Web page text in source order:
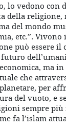
lo vedono con
della religione,
del mondo
etc.”. Vivono
può essere il
ma
che
per
del vuoto, e
sempre più
fa l’islam